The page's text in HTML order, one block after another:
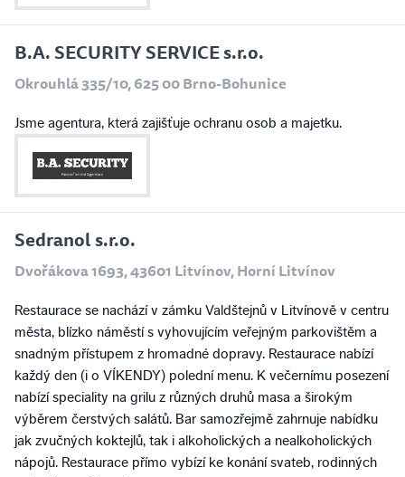
B.A. SECURITY SERVICE s.r.o.
Okrouhlá 335/10, 625 00 Brno-Bohunice
Jsme agentura, která zajišťuje ochranu osob a majetku.
Sedranol s.r.o.
Dvořákova 1693, 43601 Litvínov, Horní Litvínov
Restaurace se nachází v zámku Valdštejnů v Litvínově v centru
města, blízko náměstí s vyhovujícím veřejným parkovištěm a
snadným přístupem z hromadné dopravy. Restaurace nabízí
každý den (i o VÍKENDY) polední menu. K večernímu posezení
nabízí speciality na grilu z různých druhů masa a širokým
výběrem čerstvých salátů. Bar samozřejmě zahrnuje nabídku
jak zvučných koktejlů, tak i alkoholických a nealkoholických
nápojů. Restaurace přímo vybízí ke konání svateb, rodinných